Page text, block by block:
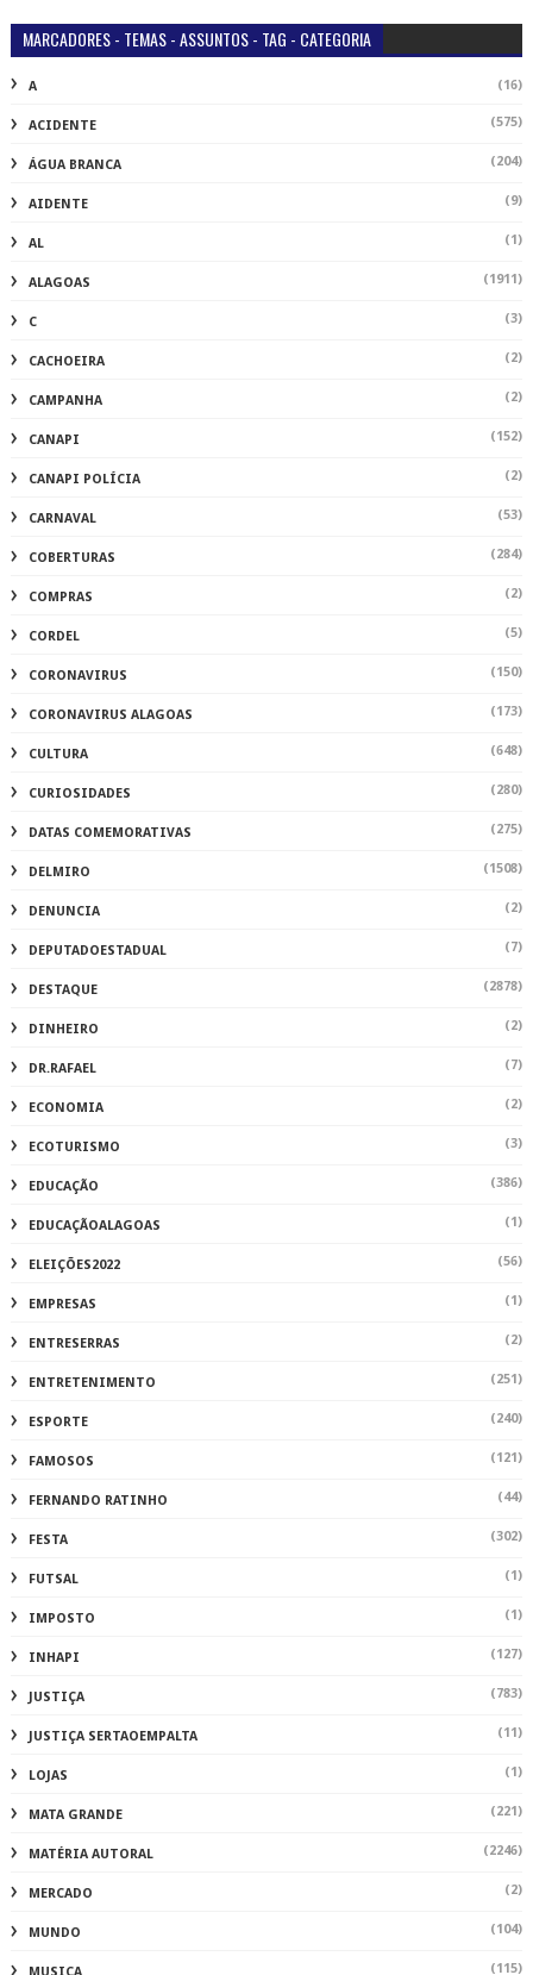
MARCADORES - TEMAS - ASSUNTOS - TAG - CATEGORIA
A (16)
ACIDENTE (575)
ÁGUA BRANCA (204)
AIDENTE (9)
AL (1)
ALAGOAS (1911)
C (3)
CACHOEIRA (2)
CAMPANHA (2)
CANAPI (152)
CANAPI POLÍCIA (2)
CARNAVAL (53)
COBERTURAS (284)
COMPRAS (2)
CORDEL (5)
CORONAVIRUS (150)
CORONAVIRUS ALAGOAS (173)
CULTURA (648)
CURIOSIDADES (280)
DATAS COMEMORATIVAS (275)
DELMIRO (1508)
DENUNCIA (2)
DEPUTADOESTADUAL (7)
DESTAQUE (2878)
DINHEIRO (2)
DR.RAFAEL (7)
ECONOMIA (2)
ECOTURISMO (3)
EDUCAÇÃO (386)
EDUCAÇÃOALAGOAS (1)
ELEIÇÕES2022 (56)
EMPRESAS (1)
ENTRESERRAS (2)
ENTRETENIMENTO (251)
ESPORTE (240)
FAMOSOS (121)
FERNANDO RATINHO (44)
FESTA (302)
FUTSAL (1)
IMPOSTO (1)
INHAPI (127)
JUSTIÇA (783)
JUSTIÇA SERTAOEMPALTA (11)
LOJAS (1)
MATA GRANDE (221)
MATÉRIA AUTORAL (2246)
MERCADO (2)
MUNDO (104)
(115)